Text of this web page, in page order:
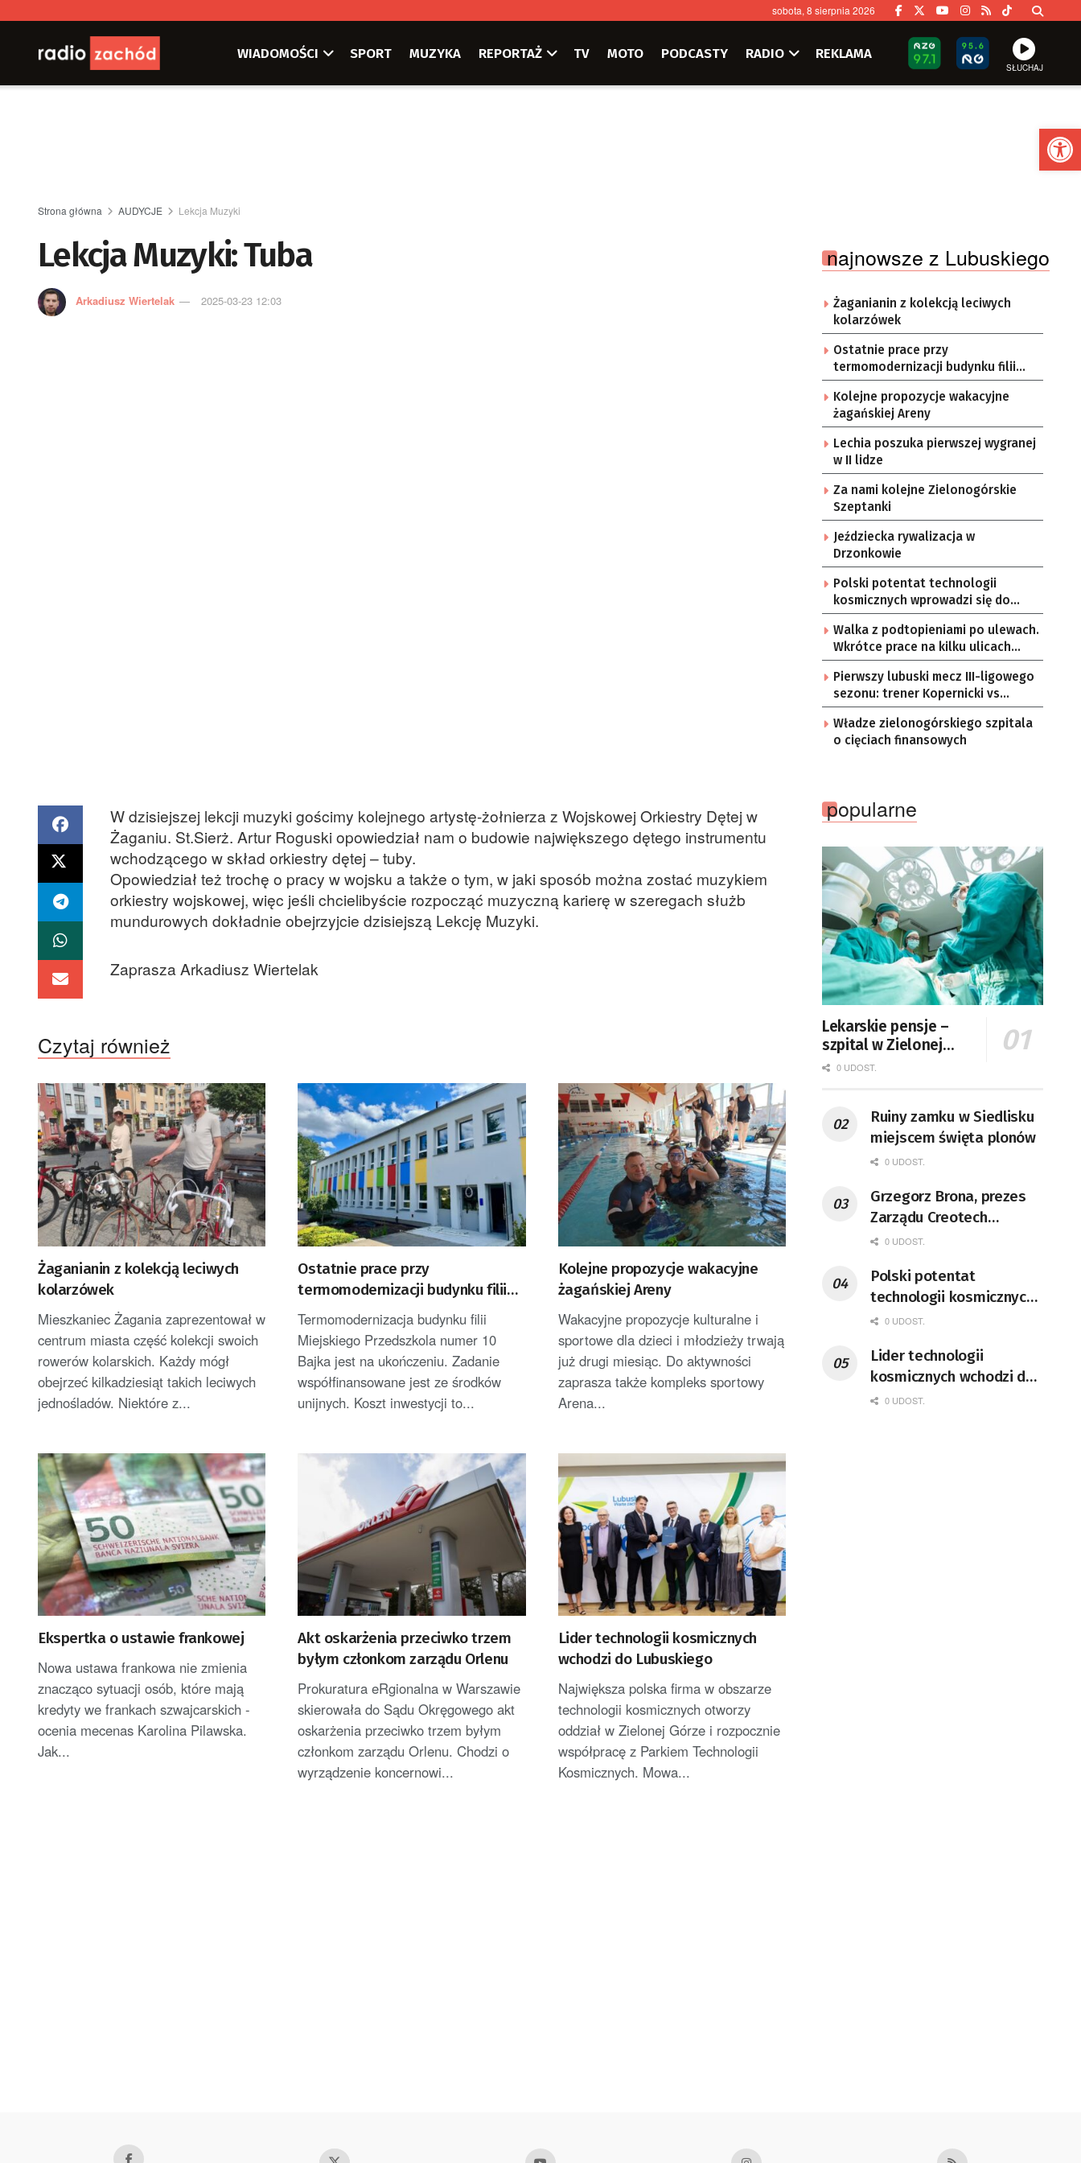
sobota, 8 sierpnia 2026
WIADOMOŚCI SPORT MUZYKA REPORTAŻ TV MOTO PODCASTY RADIO REKLAMA
SŁUCHAJ
Strona główna AUDYCJE Lekcja Muzyki
Lekcja Muzyki: Tuba
Arkadiusz Wiertelak 2025-03-23 12:03
W dzisiejszej lekcji muzyki gościmy kolejnego artystę-żołnierza z Wojskowej Orkiestry Dętej w
Żaganiu. St.Sierż. Artur Roguski opowiedział nam o budowie największego dętego instrumentu
wchodzącego w skład orkiestry dętej – tuby.
Opowiedział też trochę o pracy w wojsku a także o tym, w jaki sposób można zostać muzykiem
orkiestry wojskowej, więc jeśli chcielibyście rozpocząć muzyczną karierę w szeregach służb
mundurowych dokładnie obejrzyjcie dzisiejszą Lekcję Muzyki.
Zaprasza Arkadiusz Wiertelak
Czytaj również
Żaganianin z kolekcją leciwych
kolarzówek
Mieszkaniec Żagania zaprezentował w
centrum miasta część kolekcji swoich
rowerów kolarskich. Każdy mógł
obejrzeć kilkadziesiąt takich leciwych
jednośladów. Niektóre z...
Ostatnie prace przy
termomodernizacji budynku filii
przedszkola Bajka
Termomodernizacja budynku filii
Miejskiego Przedszkola numer 10
Bajka jest na ukończeniu. Zadanie
współfinansowane jest ze środków
unijnych. Koszt inwestycji to...
Kolejne propozycje wakacyjne
żagańskiej Areny
Wakacyjne propozycje kulturalne i
sportowe dla dzieci i młodzieży trwają
już drugi miesiąc. Do aktywności
zaprasza także kompleks sportowy
Arena...
Ekspertka o ustawie frankowej
Nowa ustawa frankowa nie zmienia
znacząco sytuacji osób, które mają
kredyty we frankach szwajcarskich -
ocenia mecenas Karolina Pilawska.
Jak...
Akt oskarżenia przeciwko trzem
byłym członkom zarządu Orlenu
Prokuratura eRgionalna w Warszawie
skierowała do Sądu Okręgowego akt
oskarżenia przeciwko trzem byłym
członkom zarządu Orlenu. Chodzi o
wyrządzenie koncernowi...
Lider technologii kosmicznych
wchodzi do Lubuskiego
Największa polska firma w obszarze
technologii kosmicznych otworzy
oddział w Zielonej Górze i rozpocznie
współpracę z Parkiem Technologii
Kosmicznych. Mowa...
najnowsze z Lubuskiego
Żaganianin z kolekcją leciwych
kolarzówek
Ostatnie prace przy
termomodernizacji budynku filii
przedszkola Bajka
Kolejne propozycje wakacyjne
żagańskiej Areny
Lechia poszuka pierwszej wygranej
w II lidze
Za nami kolejne Zielonogórskie
Szeptanki
Jeździecka rywalizacja w
Drzonkowie
Polski potentat technologii
kosmicznych wprowadzi się do
Zielonej Góry
Walka z podtopieniami po ulewach.
Wkrótce prace na kilku ulicach
Gorzowa
Pierwszy lubuski mecz III-ligowego
sezonu: trener Kopernicki vs
starzy znajomi
Władze zielonogórskiego szpitala
o cięciach finansowych
popularne
Lekarskie pensje –
szpital w Zielonej
Górze podaje dane
0 UDOST.
Ruiny zamku w Siedlisku
miejscem święta plonów
0 UDOST.
Grzegorz Brona, prezes
Zarządu Creotech
Instruments S.A. Fizyk,
pracownik CERN w
Genewie, przedsiębiorca i
nauczyciel akademicki,
fizycznych, koordynator
Rady Sektorowej ds.
Kompetencji Przemysłu
0 UDOST.
Polski potentat
technologii kosmicznych
wprowadzi się do Zielonej
0 UDOST.
Lider technologii
kosmicznych wchodzi do
Lubuskiego
0 UDOST.